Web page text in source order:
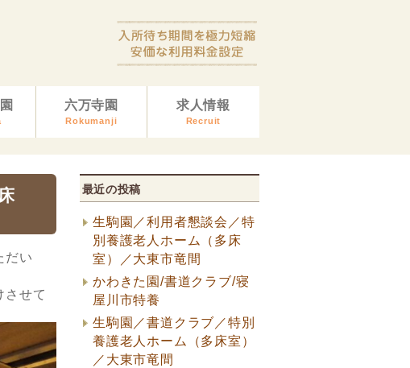
六万寺園
Rokumanji
求人情報
Recruit
だい
させて
最近の投稿
生駒園／利用者懇談会／特
別養護老人ホーム（多床
室）／大東市竜間
かわきた園/書道クラブ/寝
屋川市特養
生駒園／書道クラブ／特別
養護老人ホーム（多床室）
／大東市竜間